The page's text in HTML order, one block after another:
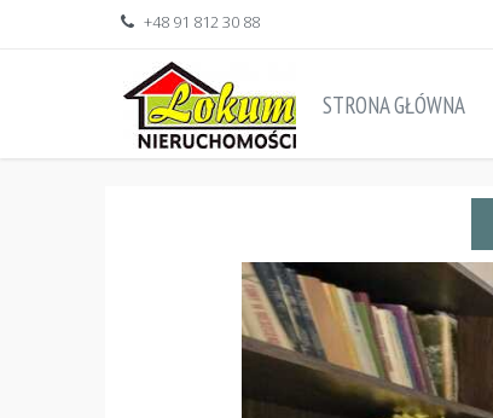
+48 91 812 30 88
STRONA GŁÓWNA